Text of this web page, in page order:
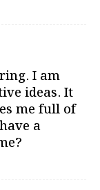
I am
ideas. It
me full of
a